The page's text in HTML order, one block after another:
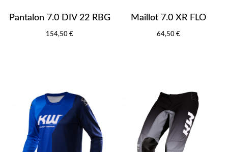
Pantalon 7.0 DIV 22 RBG
154,50 €
Maillot 7.0 XR FLO
64,50 €